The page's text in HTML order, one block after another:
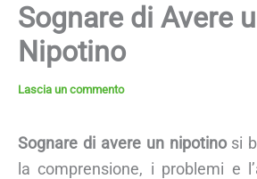
Sognare di Avere
Nipotino
Lascia un commento
Sognare di avere un nipotinosi
la comprensione, i problemi e